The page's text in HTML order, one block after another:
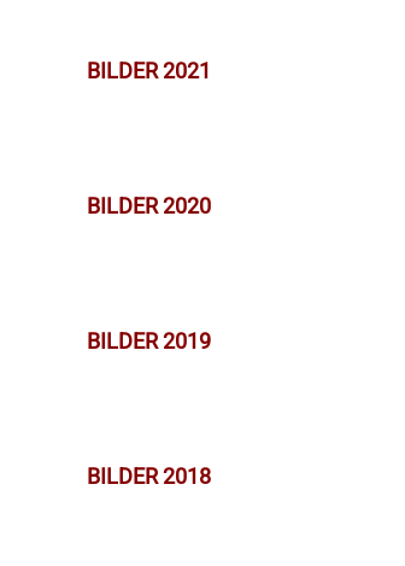
BILDER 2021
BILDER 2020
BILDER 2019
BILDER 2018